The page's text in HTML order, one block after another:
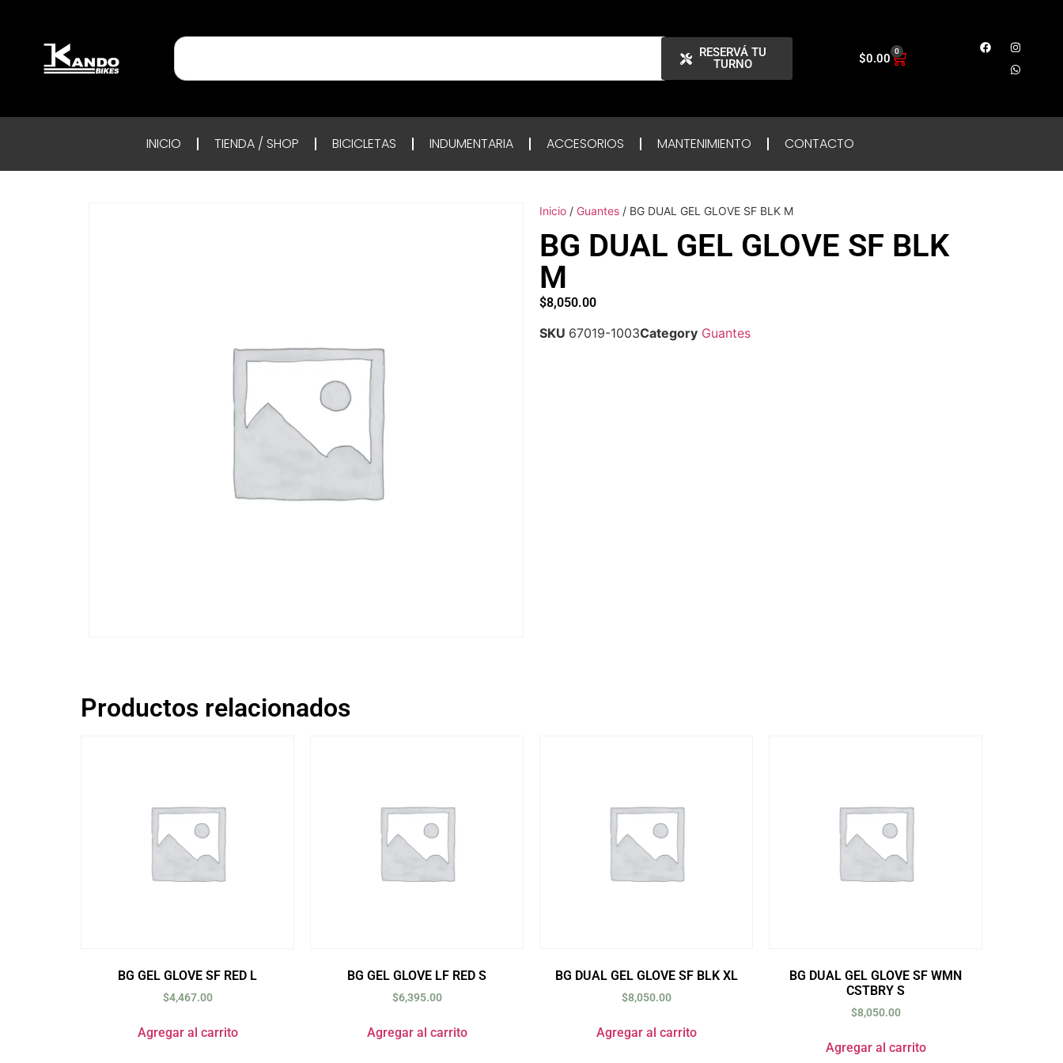
RESERVÁ TU
TURNO
$0.00 0
INICIO TIENDA / SHOP BICICLETAS INDUMENTARIA ACCESORIOS MANTENIMIENTO CONTACTO
Inicio / Guantes / BG DUAL GEL GLOVE SF BLK M
BG DUAL GEL GLOVE SF BLK
M
$8,050.00
SKU 67019-1003Category Guantes
Productos relacionados
BG GEL GLOVE SF RED L
$4,467.00
Agregar al carrito
BG GEL GLOVE LF RED S
$6,395.00
Agregar al carrito
BG DUAL GEL GLOVE SF BLK XL
$8,050.00
Agregar al carrito
BG DUAL GEL GLOVE SF WMN
CSTBRY S
$8,050.00
Agregar al carrito